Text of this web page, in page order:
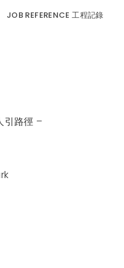
JOB REFERENCE 工程記錄
路徑 –